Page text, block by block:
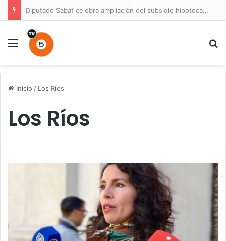
Diputado Sabat celebra ampliación del subsidio hipotecario con viviendas de hasta 6.000 UF
Menú
Inicio / Los Ríos
Los Ríos